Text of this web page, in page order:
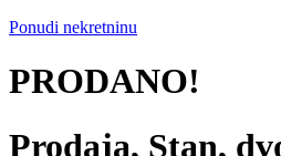
Ponudi nekretninu
PRODANO!
Prodaja, Stan,